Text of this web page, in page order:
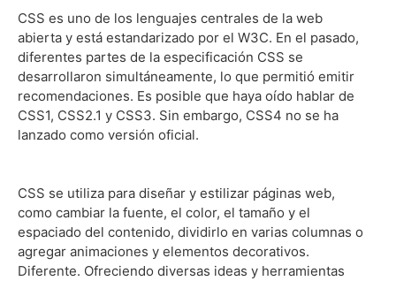
CSS es uno de los lenguajes centrales de la web
abierta y está estandarizado por el W3C. En el pasado,
diferentes partes de la especificación CSS se
desarrollaron simultáneamente, lo que permitió emitir
recomendaciones. Es posible que haya oído hablar de
CSS1, CSS2.1 y CSS3. Sin embargo, CSS4 no se ha
lanzado como versión oficial.
CSS se utiliza para diseñar y estilizar páginas web,
como cambiar la fuente, el color, el tamaño y el
espaciado del contenido, dividirlo en varias columnas o
agregar animaciones y elementos decorativos.
Diferente. Ofreciendo diversas ideas y herramientas